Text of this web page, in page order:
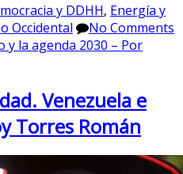
y DDHH, Energía y
Occidental
No Comments
y la agenda 2030 – Por
Venezuela e
Torres Román